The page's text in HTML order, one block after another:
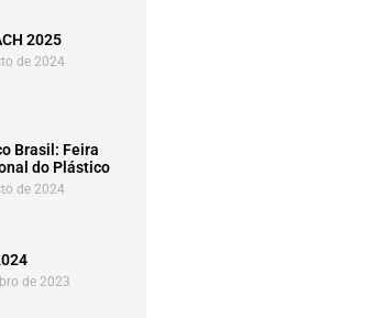
2025
de 2024
Brasil: Feira
do Plástico
de 2024
de 2023